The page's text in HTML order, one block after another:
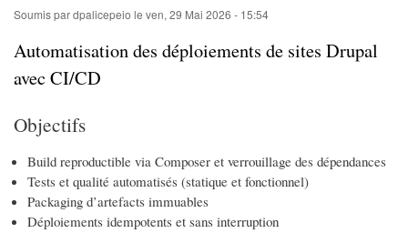
Soumis pardpalicepeio le ven, 29 Mai 2026 - 15:54
Automatisation des déploiements de sites Drupal
avec CI/CD
Objectifs
Build reproductible via Composer et verrouillage des dépendances
Tests et qualité automatisés (statique et fonctionnel)
Packaging d’artefacts immuables
Déploiements idempotents et sans interruption